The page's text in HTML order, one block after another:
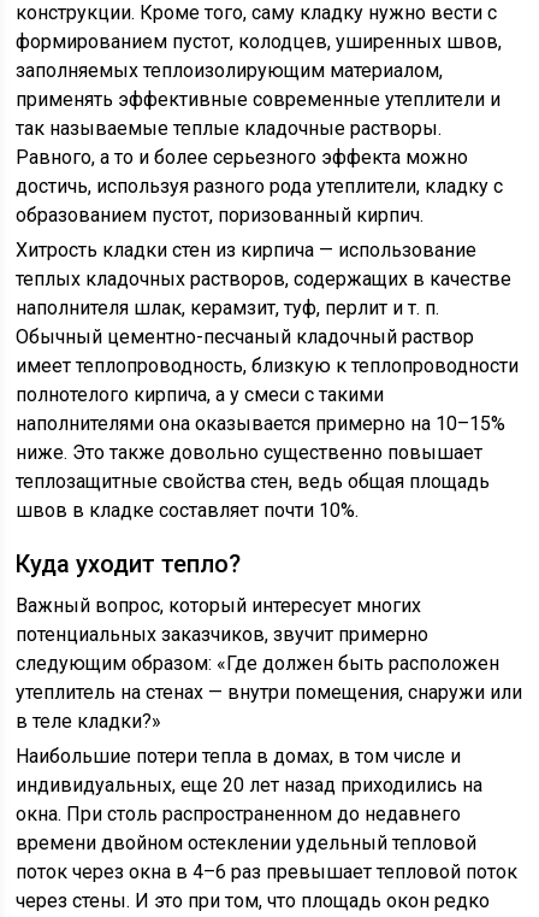
конструкции. Кроме того, саму кладку нужно вести с
формированием пустот, колодцев, уширенных швов,
заполняемых теплоизолирующим материалом,
применять эффективные современные утеплители и
так называемые теплые кладочные растворы.
Равного, а то и более серьезного эффекта можно
достичь, используя разного рода утеплители, кладку с
образованием пустот, поризованный кирпич.
Хитрость кладки стен из кирпича — использование
теплых кладочных растворов, содержащих в качестве
наполнителя шлак, керамзит, туф, перлит и т. п.
Обычный цементно-песчаный кладочный раствор
имеет теплопроводность, близкую к теплопроводности
полнотелого кирпича, а у смеси с такими
наполнителями она оказывается примерно на 10–15%
ниже. Это также довольно существенно повышает
теплозащитные свойства стен, ведь общая площадь
швов в кладке составляет почти 10%.
Куда уходит тепло?
Важный вопрос, который интересует многих
потенциальных заказчиков, звучит примерно
следующим образом: «Где должен быть расположен
утеплитель на стенах — внутри помещения, снаружи или
в теле кладки?»
Наибольшие потери тепла в домах, в том числе и
индивидуальных, еще 20 лет назад приходились на
окна. При столь распространенном до недавнего
времени двойном остеклении удельный тепловой
поток через окна в 4–6 раз превышает тепловой поток
через стены. И это при том, что площадь окон редко